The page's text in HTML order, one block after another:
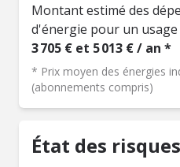
Montant estimé des
d'énergie pour un usage
3 705 € et 5 013 € / an *
* Prix moyen des énergies
(abonnements compris)
État des risques